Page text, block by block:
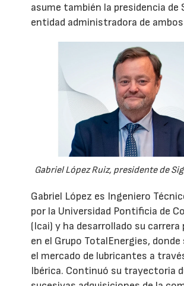
asume también la presidencia de
entidad administradora de
Gabriel López Ruiz, presidente de
Gabriel López es Ingeniero
por la Universidad Pontificia de
(Icai) y ha desarrollado su
en el Grupo TotalEnergies, donde
el mercado de lubricantes a
Ibérica. Continuó su trayectoria